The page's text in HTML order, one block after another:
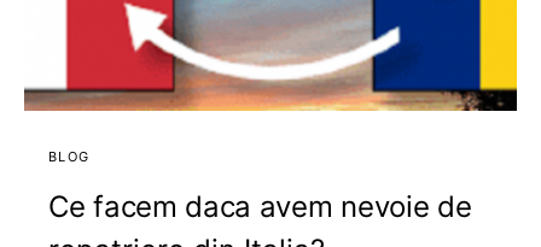
BLOG
Ce facem daca avem nevoie de